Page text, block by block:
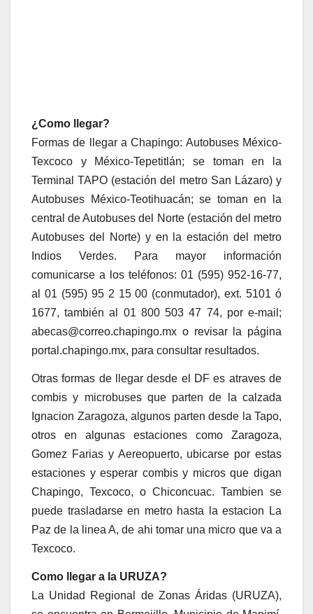
¿Como llegar?
Formas de llegar a Chapingo: Autobuses México-
Texcoco y México-Tepetitlán; se toman en la
Terminal TAPO (estación del metro San Lázaro) y
Autobuses México-Teotihuacán; se toman en la
central de Autobuses del Norte (estación del metro
Autobuses del Norte) y en la estación del metro
Indios Verdes. Para mayor información
comunicarse a los teléfonos: 01 (595) 952-16-77,
al 01 (595) 95 2 15 00 (conmutador), ext. 5101 ó
1677, también al 01 800 503 47 74, por e-mail;
abecas@correo.chapingo.mx o revisar la página
portal.chapingo.mx, para consultar resultados.
Otras formas de llegar desde el DF es atraves de
combis y microbuses que parten de la calzada
Ignacion Zaragoza, algunos parten desde la Tapo,
otros en algunas estaciones como Zaragoza,
Gomez Farias y Aereopuerto, ubicarse por estas
estaciones y esperar combis y micros que digan
Chapingo, Texcoco, o Chiconcuac. Tambien se
puede trasladarse en metro hasta la estacion La
Paz de la linea A, de ahi tomar una micro que va a
Texcoco.
Como llegar a la URUZA?
La Unidad Regional de Zonas Áridas (URUZA),